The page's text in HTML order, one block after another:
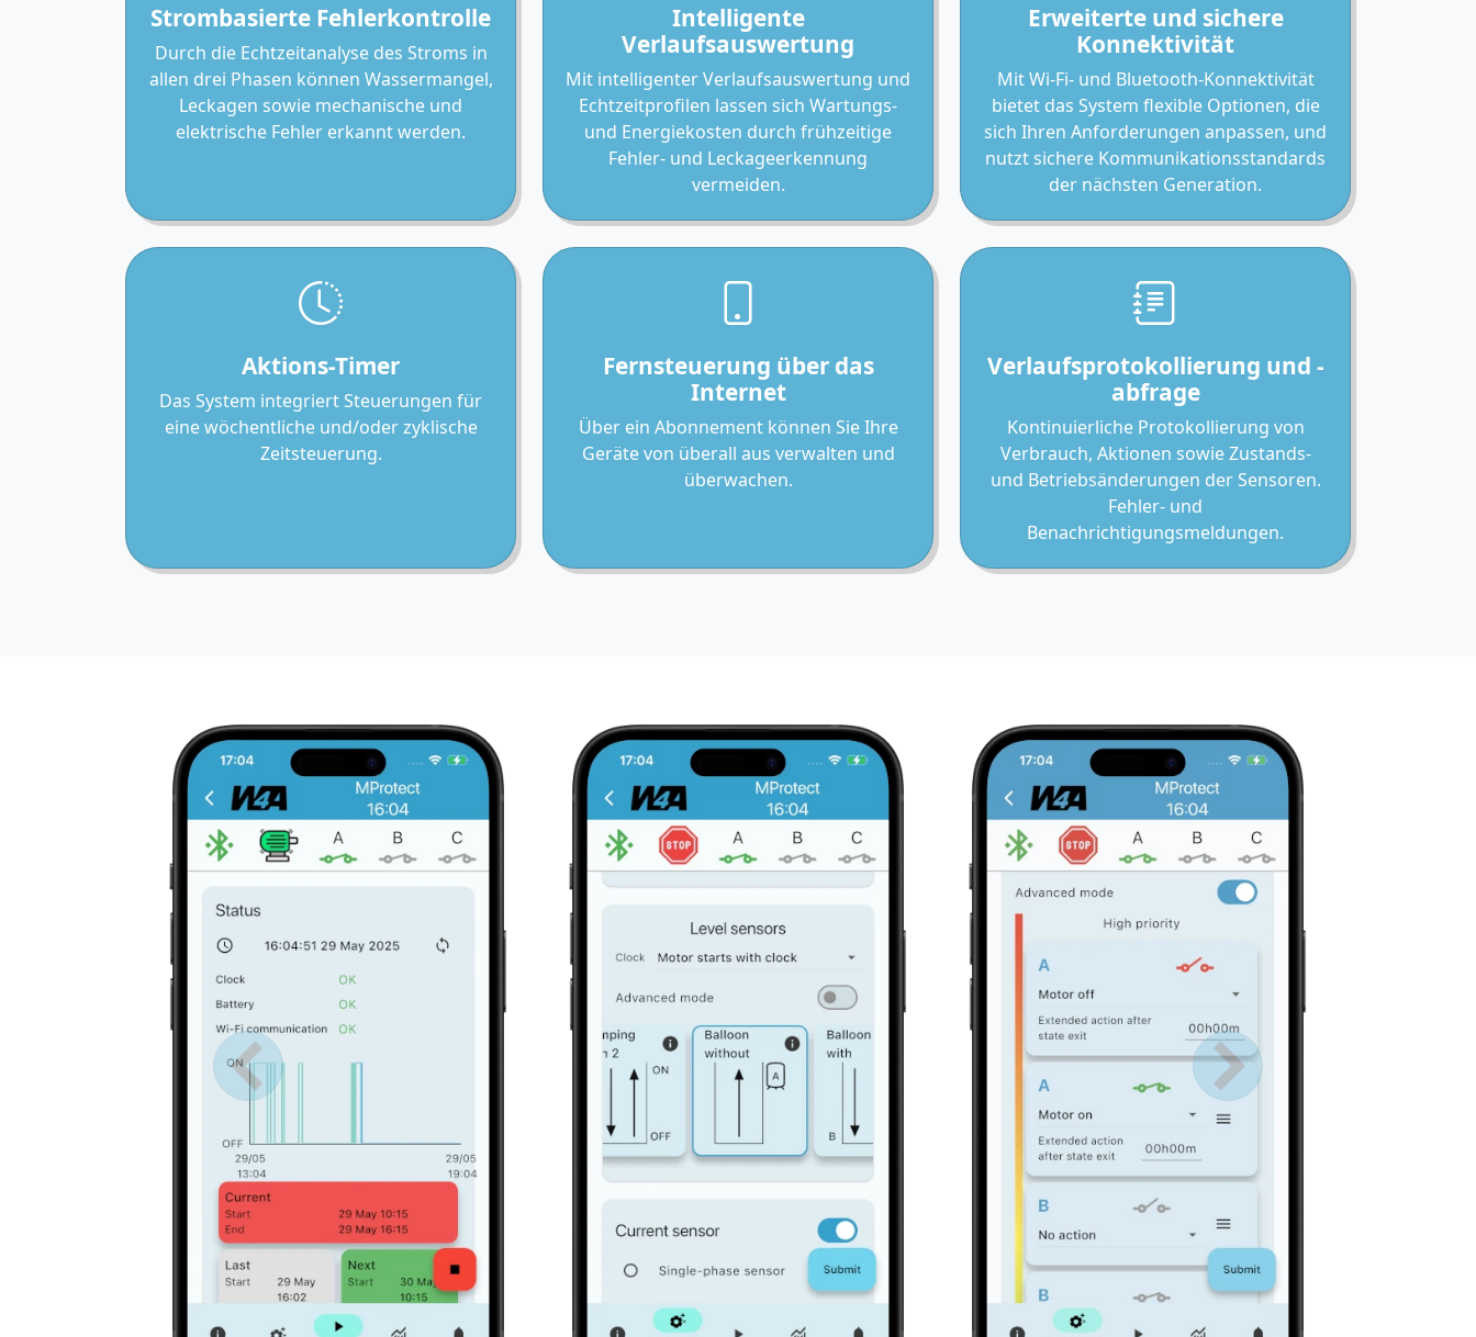
Strombasierte Fehlerkontrolle
Durch die Echtzeitanalyse des Stroms in
allen drei Phasen können Wassermangel,
Leckagen sowie mechanische und
elektrische Fehler erkannt werden.
Intelligente
Verlaufsauswertung
Mit intelligenter Verlaufsauswertung und
Echtzeitprofilen lassen sich Wartungs-
und Energiekosten durch frühzeitige
Fehler- und Leckageerkennung
vermeiden.
Erweiterte und sichere
Konnektivität
Mit Wi-Fi- und Bluetooth-Konnektivität
bietet das System flexible Optionen, die
sich Ihren Anforderungen anpassen, und
nutzt sichere Kommunikationsstandards
der nächsten Generation.
Aktions-Timer
Das System integriert Steuerungen für
eine wöchentliche und/oder zyklische
Zeitsteuerung.
Fernsteuerung über das
Internet
Über ein Abonnement können Sie Ihre
Geräte von überall aus verwalten und
überwachen.
Verlaufsprotokollierung und -
abfrage
Kontinuierliche Protokollierung von
Verbrauch, Aktionen sowie Zustands-
und Betriebsänderungen der Sensoren.
Fehler- und
Benachrichtigungsmeldungen.
Anterior Próximo